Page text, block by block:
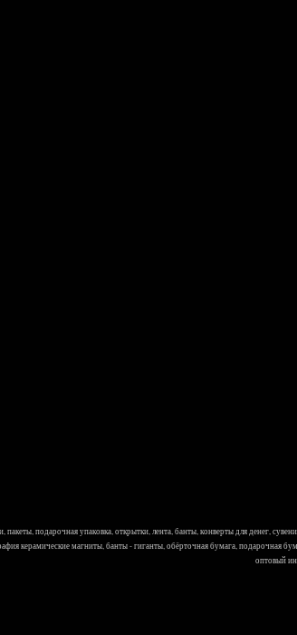
пакеты, подарочная упаковка, открытки, лента, банты, конверты для денег,
керамические магниты, банты - гиганты, обёрточная бумага, подарочная
оптовый